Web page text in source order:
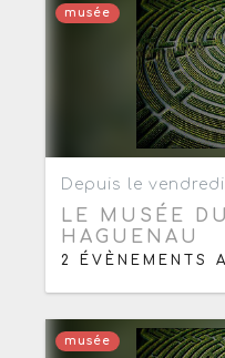
musée
Depuis le
LE MUSÉE
HAGUENAU
2 ÉVÈNEMENTS
musée